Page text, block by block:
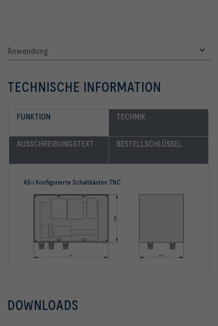
Anwendung
TECHNISCHE INFORMATION
FUNKTION TECHNIK
AUSSCHREIBUNGSTEXT BESTELLSCHLÜSSEL
AS-i Konfigurierte Schaltkästen TNC
DOWNLOADS